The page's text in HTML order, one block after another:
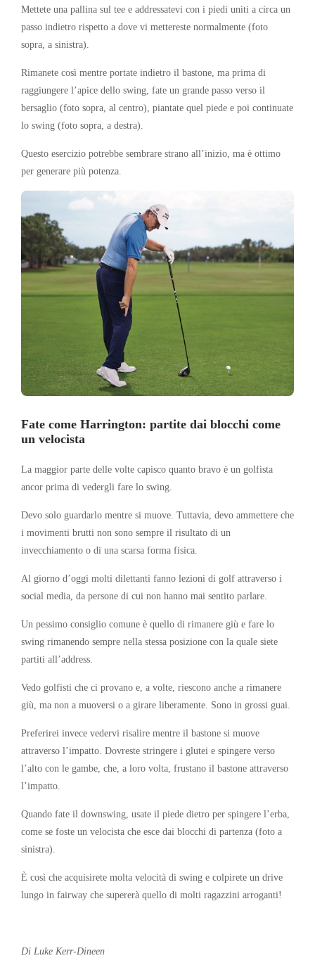
Mettete una pallina sul tee e addressatevi con i piedi uniti a circa un
passo indietro rispetto a dove vi mettereste normalmente (foto
sopra, a sinistra).
Rimanete così mentre portate indietro il bastone, ma prima di
raggiungere l’apice dello swing, fate un grande passo verso il
bersaglio (foto sopra, al centro), piantate quel piede e poi continuate
lo swing (foto sopra, a destra).
Questo esercizio potrebbe sembrare strano all’inizio, ma è ottimo
per generare più potenza.
Fate come Harrington: partite dai blocchi come
un velocista
La maggior parte delle volte capisco quanto bravo è un golfista
ancor prima di vedergli fare lo swing.
Devo solo guardarlo mentre si muove. Tuttavia, devo ammettere che
i movimenti brutti non sono sempre il risultato di un
invecchiamento o di una scarsa forma fisica.
Al giorno d’oggi molti dilettanti fanno lezioni di golf attraverso i
social media, da persone di cui non hanno mai sentito parlare.
Un pessimo consiglio comune è quello di rimanere giù e fare lo
swing rimanendo sempre nella stessa posizione con la quale siete
partiti all’address.
Vedo golfisti che ci provano e, a volte, riescono anche a rimanere
giù, ma non a muoversi o a girare liberamente. Sono in grossi guai.
Preferirei invece vedervi risalire mentre il bastone si muove
attraverso l’impatto. Dovreste stringere i glutei e spingere verso
l’alto con le gambe, che, a loro volta, frustano il bastone attraverso
l’impatto.
Quando fate il downswing, usate il piede dietro per spingere l’erba,
come se foste un velocista che esce dai blocchi di partenza (foto a
sinistra).
È così che acquisirete molta velocità di swing e colpirete un drive
lungo in fairway che supererà quello di molti ragazzini arroganti!
Di Luke Kerr-Dineen